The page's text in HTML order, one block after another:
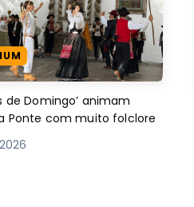
de Domingo’ animam
Ponte com muito folclore